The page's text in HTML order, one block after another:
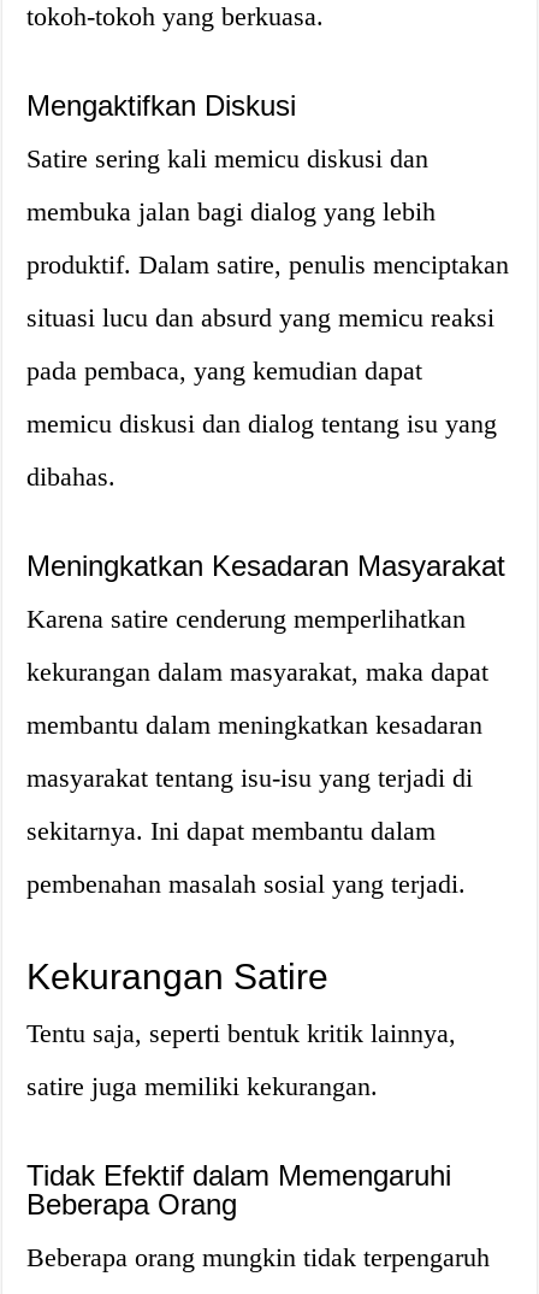
tokoh-tokoh yang berkuasa.
Mengaktifkan Diskusi
Satire sering kali memicu diskusi dan
membuka jalan bagi dialog yang lebih
produktif. Dalam satire, penulis menciptakan
situasi lucu dan absurd yang memicu reaksi
pada pembaca, yang kemudian dapat
memicu diskusi dan dialog tentang isu yang
dibahas.
Meningkatkan Kesadaran Masyarakat
Karena satire cenderung memperlihatkan
kekurangan dalam masyarakat, maka dapat
membantu dalam meningkatkan kesadaran
masyarakat tentang isu-isu yang terjadi di
sekitarnya. Ini dapat membantu dalam
pembenahan masalah sosial yang terjadi.
Kekurangan Satire
Tentu saja, seperti bentuk kritik lainnya,
satire juga memiliki kekurangan.
Tidak Efektif dalam Memengaruhi
Beberapa Orang
Beberapa orang mungkin tidak terpengaruh